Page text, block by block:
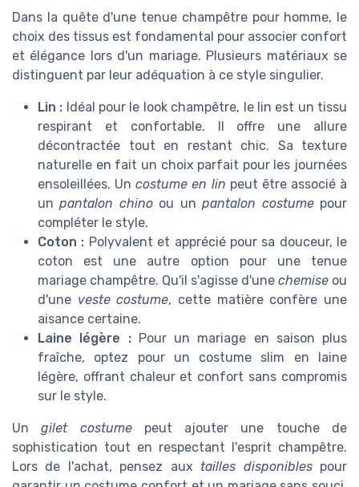
Dans la quête d'une tenue champêtre pour homme, le
choix des tissus est fondamental pour associer confort
et élégance lors d'un mariage. Plusieurs matériaux se
distinguent par leur adéquation à ce style singulier.
Lin : Idéal pour le look champêtre, le lin est un tissu
respirant et confortable. Il offre une allure
décontractée tout en restant chic. Sa texture
naturelle en fait un choix parfait pour les journées
ensoleillées. Uncostume en lin peut être associé à
unpantalon chinoou unpantalon costumepour
compléter le style.
Coton : Polyvalent et apprécié pour sa douceur, le
coton est une autre option pour une tenue
mariage champêtre. Qu'il s'agisse d'une chemise ou
d'une veste costume, cette matière confère une
aisance certaine.
Laine légère :Pour un mariage en saison plus
fraîche, optez pour un costume slim en laine
légère, offrant chaleur et confort sans compromis
sur le style.
Ungilet costumepeut ajouter une touche de
sophistication tout en respectant l'esprit champêtre.
Lors de l'achat, pensez aux tailles disponiblespour